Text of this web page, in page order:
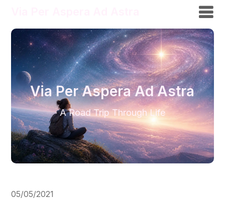
Via Per Aspera Ad Astra
A Road Trip Through Life
05/05/2021